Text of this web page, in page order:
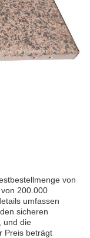
von
200.000
umfassen
sicheren
und die
Preis beträgt